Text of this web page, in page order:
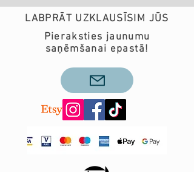
LABPRĀT UZKLAUSĪSIM JŪS
Pieraksties jaunumu
saņēmšanai epastā!